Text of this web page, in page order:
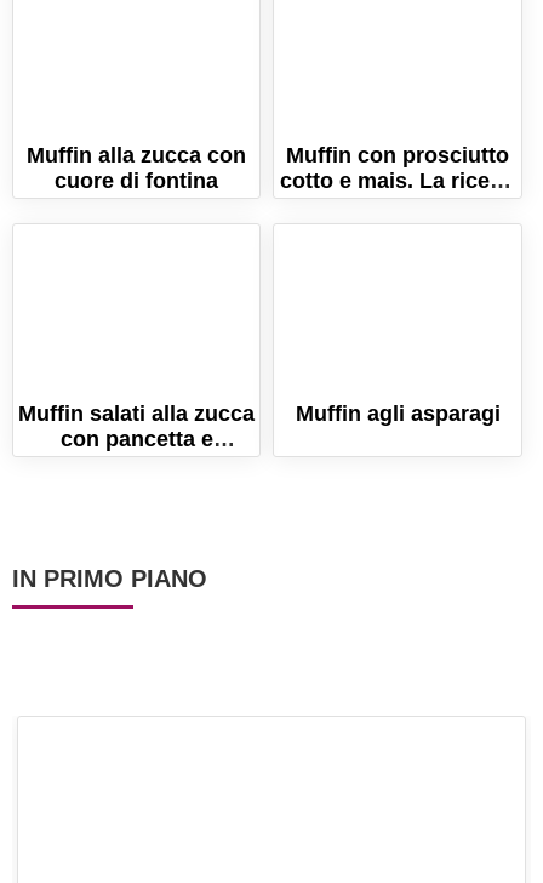
Muffin alla zucca con
cuore di fontina
Muffin con prosciutto
cotto e mais. La ricetta
per farli morbidissimi!
Muffin salati alla zucca
con pancetta e
provola. La ricetta per
Muffin agli asparagi
IN PRIMO PIANO